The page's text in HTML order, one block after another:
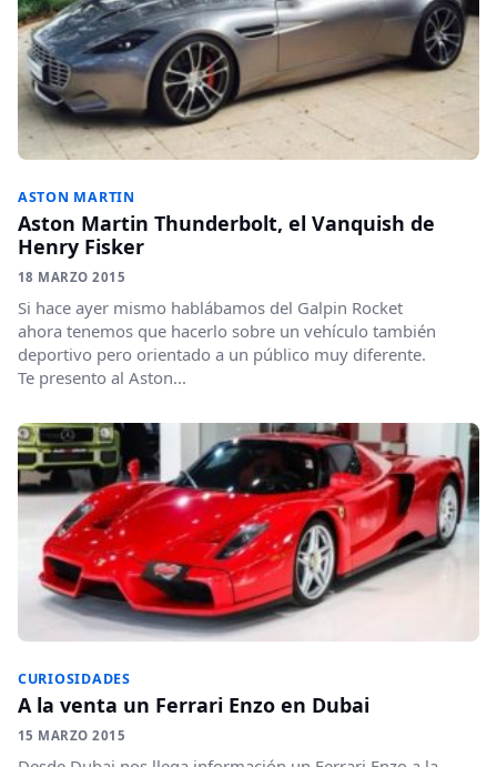
ASTON MARTIN
Aston Martin Thunderbolt, el Vanquish de
Henry Fisker
18 MARZO 2015
Si hace ayer mismo hablábamos del Galpin Rocket
ahora tenemos que hacerlo sobre un vehículo también
deportivo pero orientado a un público muy diferente.
Te presento al Aston...
CURIOSIDADES
A la venta un Ferrari Enzo en Dubai
15 MARZO 2015